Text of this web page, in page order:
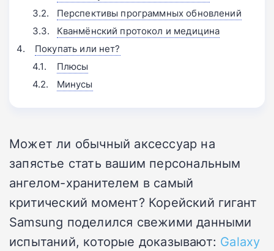
Перспективы программных обновлений
Кванмёнский протокол и медицина
Покупать или нет?
Плюсы
Минусы
Может ли обычный аксессуар на
запястье стать вашим персональным
ангелом-хранителем в самый
критический момент? Корейский гигант
Samsung поделился свежими данными
испытаний, которые доказывают: Galaxy